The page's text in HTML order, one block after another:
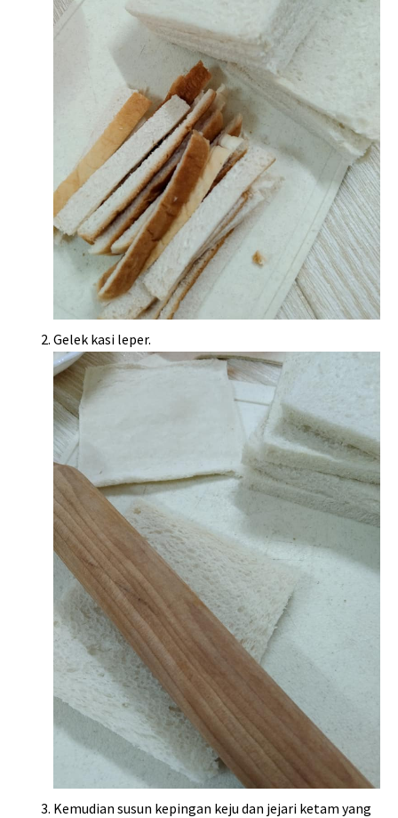
Gelek kasi leper.
Kemudian susun kepingan keju dan jejari ketam yang